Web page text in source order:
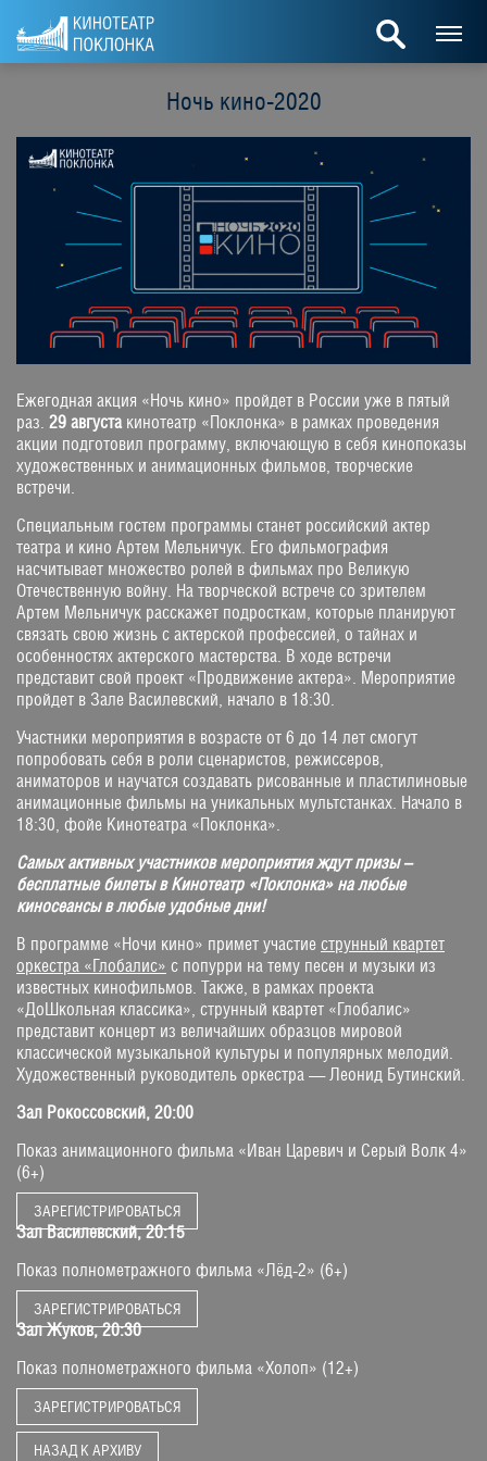
Ночь кино-2020
Ежегодная акция «Ночь кино» пройдет в России уже в пятый
раз. 29 августа кинотеатр «Поклонка» в рамках проведения
акции подготовил программу, включающую в себя кинопоказы
художественных и анимационных фильмов, творческие
встречи.
Специальным гостем программы станет российский актер
театра и кино Артем Мельничук. Его фильмография
насчитывает множество ролей в фильмах про Великую
Отечественную войну. На творческой встрече со зрителем
Артем Мельничук расскажет подросткам, которые планируют
связать свою жизнь с актерской профессией, о тайнах и
особенностях актерского мастерства. В ходе встречи
представит свой проект «Продвижение актера». Мероприятие
пройдет в Зале Василевский, начало в 18:30.
Участники мероприятия в возрасте от 6 до 14 лет смогут
попробовать себя в роли сценаристов, режиссеров,
аниматоров и научатся создавать рисованные и пластилиновые
анимационные фильмы на уникальных мультстанках. Начало в
18:30, фойе Кинотеатра «Поклонка».
Самых активных участников мероприятия ждут призы –
бесплатные билеты в Кинотеатр «Поклонка» на любые
киносеансы в любые удобные дни!
В программе «Ночи кино» примет участие струнный квартет
оркестра «Глобалис» с попурри на тему песен и музыки из
известных кинофильмов. Также, в рамках проекта
«ДоШкольная классика», струнный квартет «Глобалис»
представит концерт из величайших образцов мировой
классической музыкальной культуры и популярных мелодий.
Художественный руководитель оркестра — Леонид Бутинский.
Зал Рокоссовский, 20:00
Показ анимационного фильма «Иван Царевич и Серый Волк 4»
(6+)
ЗАРЕГИСТРИРОВАТЬСЯ
Зал Василевский, 20:15
Показ полнометражного фильма «Лёд-2» (6+)
ЗАРЕГИСТРИРОВАТЬСЯ
Зал Жуков, 20:30
Показ полнометражного фильма «Холоп» (12+)
ЗАРЕГИСТРИРОВАТЬСЯ
НАЗАД К АРХИВУ